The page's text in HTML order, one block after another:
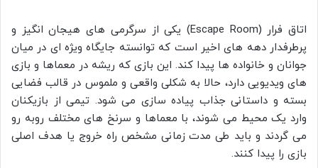
اتاق فرار (Escape Room) یکی از سرگرمی های هیجان انگیز و
پرطرفدار دهه های اخیر است که توانسته جایگاه ویژه ای در میان
جوانان و خانواده ها پیدا کند. این بازی که ریشه در معماها و بازی
های ویدیویی دارد، حالا به شکلی واقعی و ملموس در قالب فضایی
بسته و داستانی جذاب پیاده سازی می شود. تیمی از بازیکنان
وارد یک محیط می شوند، با معماها و سرنخ های مختلف روبه رو
می گردند و باید طی مدت زمانی مشخص راه خروج یا هدف اصلی
بازی را پیدا کنند.